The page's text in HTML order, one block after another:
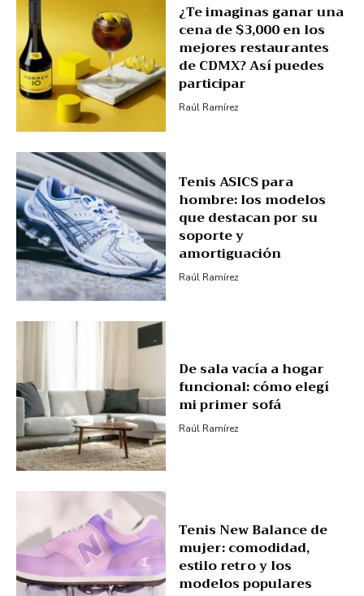
¿Te imaginas ganar una
cena de $3,000 en los
mejores restaurantes
de CDMX? Así puedes
participar
Raúl Ramírez
Tenis ASICS para
hombre: los modelos
que destacan por su
soporte y
amortiguación
Raúl Ramírez
De sala vacía a hogar
funcional: cómo elegí
mi primer sofá
Raúl Ramírez
Tenis New Balance de
mujer: comodidad,
estilo retro y los
modelos populares